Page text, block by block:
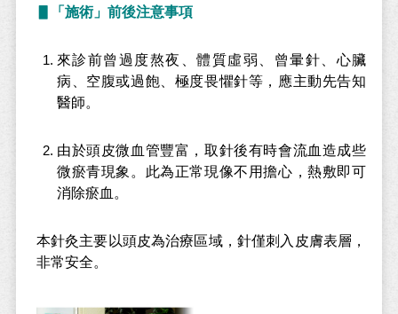
▋「施術」前後注意事項
來診前曾過度熬夜、體質虛弱、曾暈針、心臟
病、空腹或過飽、極度畏懼針等，應主動先告知
醫師。
由於頭皮微血管豐富，取針後有時會流血造成些
微瘀青現象。此為正常現像不用擔心，熱敷即可
消除瘀血。
本針灸主要以頭皮為治療區域，針僅刺入皮膚表層，
非常安全。